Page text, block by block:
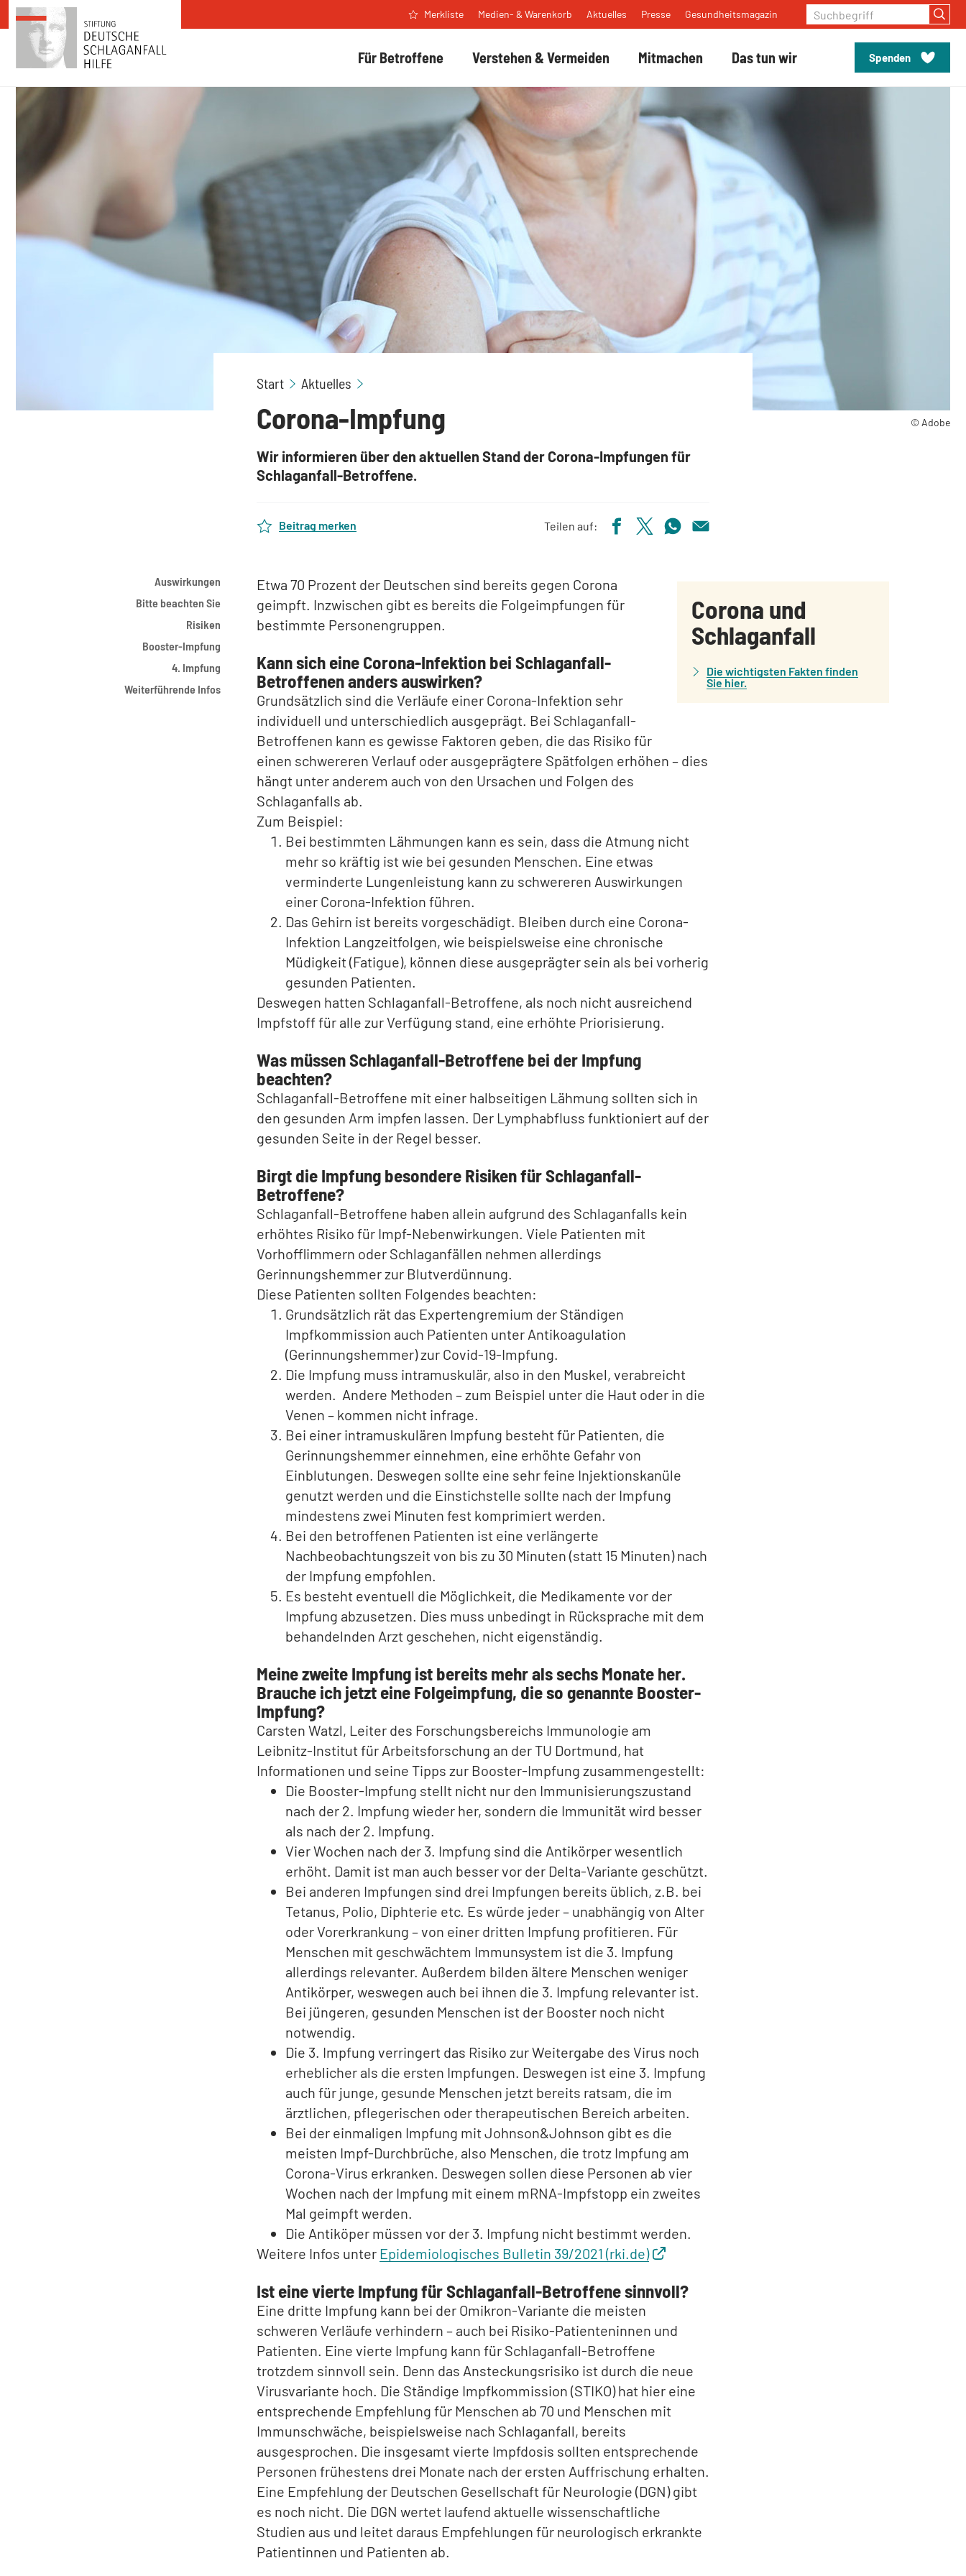
Zum Inhalt springen
Für Betroffene Verstehen & Vermeiden Mitmachen Das tun wir Spenden
Merkliste Medien- & Warenkorb Aktuelles Presse Gesundheitsmagazin Suchbegriff
© Adobe
Start Aktuelles
Corona-Impfung
Wir informieren über den aktuellen Stand der Corona-Impfungen für
Schlaganfall-Betroffene.
Beitrag merken Teilen auf:
Corona und
Schlaganfall
Die wichtigsten Fakten finden
Sie hier.
Auswirkungen
Bitte beachten Sie
Risiken
Booster-Impfung
4. Impfung
Weiterführende Infos
Etwa 70 Prozent der Deutschen sind bereits gegen Corona
geimpft. Inzwischen gibt es bereits die Folgeimpfungen für
bestimmte Personengruppen.
Kann sich eine Corona-Infektion bei Schlaganfall-
Betroffenen anders auswirken?
Grundsätzlich sind die Verläufe einer Corona-Infektion sehr
individuell und unterschiedlich ausgeprägt. Bei Schlaganfall-
Betroffenen kann es gewisse Faktoren geben, die das Risiko für
einen schwereren Verlauf oder ausgeprägtere Spätfolgen erhöhen – dies
hängt unter anderem auch von den Ursachen und Folgen des
Schlaganfalls ab.
Zum Beispiel:
Bei bestimmten Lähmungen kann es sein, dass die Atmung nicht
mehr so kräftig ist wie bei gesunden Menschen. Eine etwas
verminderte Lungenleistung kann zu schwereren Auswirkungen
einer Corona-Infektion führen.
Das Gehirn ist bereits vorgeschädigt. Bleiben durch eine Corona-
Infektion Langzeitfolgen, wie beispielsweise eine chronische
Müdigkeit (Fatigue), können diese ausgeprägter sein als bei vorherig
gesunden Patienten.
Deswegen hatten Schlaganfall-Betroffene, als noch nicht ausreichend
Impfstoff für alle zur Verfügung stand, eine erhöhte Priorisierung.
Was müssen Schlaganfall-Betroffene bei der Impfung
beachten?
Schlaganfall-Betroffene mit einer halbseitigen Lähmung sollten sich in
den gesunden Arm impfen lassen. Der Lymphabfluss funktioniert auf der
gesunden Seite in der Regel besser.
Birgt die Impfung besondere Risiken für Schlaganfall-
Betroffene?
Schlaganfall-Betroffene haben allein aufgrund des Schlaganfalls kein
erhöhtes Risiko für Impf-Nebenwirkungen. Viele Patienten mit
Vorhofflimmern oder Schlaganfällen nehmen allerdings
Gerinnungshemmer zur Blutverdünnung.
Diese Patienten sollten Folgendes beachten:
Grundsätzlich rät das Expertengremium der Ständigen
Impfkommission auch Patienten unter Antikoagulation
(Gerinnungshemmer) zur Covid-19-Impfung.
Die Impfung muss intramuskulär, also in den Muskel, verabreicht
werden. Andere Methoden – zum Beispiel unter die Haut oder in die
Venen – kommen nicht infrage.
Bei einer intramuskulären Impfung besteht für Patienten, die
Gerinnungshemmer einnehmen, eine erhöhte Gefahr von
Einblutungen. Deswegen sollte eine sehr feine Injektionskanüle
genutzt werden und die Einstichstelle sollte nach der Impfung
mindestens zwei Minuten fest komprimiert werden.
Bei den betroffenen Patienten ist eine verlängerte
Nachbeobachtungszeit von bis zu 30 Minuten (statt 15 Minuten) nach
der Impfung empfohlen.
Es besteht eventuell die Möglichkeit, die Medikamente vor der
Impfung abzusetzen. Dies muss unbedingt in Rücksprache mit dem
behandelnden Arzt geschehen, nicht eigenständig.
Meine zweite Impfung ist bereits mehr als sechs Monate her.
Brauche ich jetzt eine Folgeimpfung, die so genannte Booster-
Impfung?
Carsten Watzl, Leiter des Forschungsbereichs Immunologie am
Leibnitz-Institut für Arbeitsforschung an der TU Dortmund, hat
Informationen und seine Tipps zur Booster-Impfung zusammengestellt:
Die Booster-Impfung stellt nicht nur den Immunisierungszustand
nach der 2. Impfung wieder her, sondern die Immunität wird besser
als nach der 2. Impfung.
Vier Wochen nach der 3. Impfung sind die Antikörper wesentlich
erhöht. Damit ist man auch besser vor der Delta-Variante geschützt.
Bei anderen Impfungen sind drei Impfungen bereits üblich, z.B. bei
Tetanus, Polio, Diphterie etc. Es würde jeder – unabhängig von Alter
oder Vorerkrankung – von einer dritten Impfung profitieren. Für
Menschen mit geschwächtem Immunsystem ist die 3. Impfung
allerdings relevanter. Außerdem bilden ältere Menschen weniger
Antikörper, weswegen auch bei ihnen die 3. Impfung relevanter ist.
Bei jüngeren, gesunden Menschen ist der Booster noch nicht
notwendig.
Die 3. Impfung verringert das Risiko zur Weitergabe des Virus noch
erheblicher als die ersten Impfungen. Deswegen ist eine 3. Impfung
auch für junge, gesunde Menschen jetzt bereits ratsam, die im
ärztlichen, pflegerischen oder therapeutischen Bereich arbeiten.
Bei der einmaligen Impfung mit Johnson&Johnson gibt es die
meisten Impf-Durchbrüche, also Menschen, die trotz Impfung am
Corona-Virus erkranken. Deswegen sollen diese Personen ab vier
Wochen nach der Impfung mit einem mRNA-Impfstopp ein zweites
Mal geimpft werden.
Die Antiköper müssen vor der 3. Impfung nicht bestimmt werden.
Weitere Infos unter Epidemiologisches Bulletin 39/2021 (rki.de)
Ist eine vierte Impfung für Schlaganfall-Betroffene sinnvoll?
Eine dritte Impfung kann bei der Omikron-Variante die meisten
schweren Verläufe verhindern – auch bei Risiko-Patienteninnen und
Patienten. Eine vierte Impfung kann für Schlaganfall-Betroffene
trotzdem sinnvoll sein. Denn das Ansteckungsrisiko ist durch die neue
Virusvariante hoch. Die Ständige Impfkommission (STIKO) hat hier eine
entsprechende Empfehlung für Menschen ab 70 und Menschen mit
Immunschwäche, beispielsweise nach Schlaganfall, bereits
ausgesprochen. Die insgesamt vierte Impfdosis sollten entsprechende
Personen frühestens drei Monate nach der ersten Auffrischung erhalten.
Eine Empfehlung der Deutschen Gesellschaft für Neurologie (DGN) gibt
es noch nicht. Die DGN wertet laufend aktuelle wissenschaftliche
Studien aus und leitet daraus Empfehlungen für neurologisch erkrankte
Patientinnen und Patienten ab.